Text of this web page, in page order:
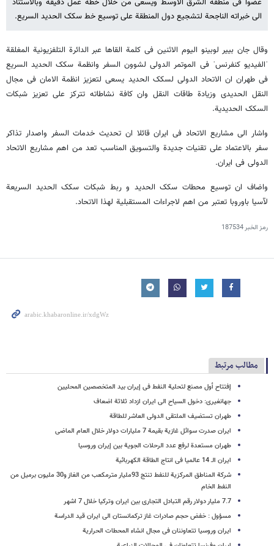
عضوا فی منطقة الشرق الاوسط ویسعی من خلال خطة عمل دقیقة وبالاستناد
الی خبراته الناجحة لتشجیع دول المنطقة علی توسیع خط سکک الحدید السریع.
وقال جان بییر لوبینو الیوم الاثنین فی کلمة القاها عبر الدائرة التلفزیونیة المغلقة
ˈالفیدیو کنفرنسˈ فی الموتمر الدولی لشوون السفر وانظمة سکک الحدید السریع
فی طهران ان الاتحاد الدولی لسکک الحدید یسعی لتعزیز انظمة الامان فی مجال
النقل الحدیدی وزیادة طاقات النقل وان کافة نشاطاته تترکز علی تعزیز شبکات
السکک الحدیدیة.
واشار الی مشاریع الاتحاد فی ایران قائلا ان تحدیث خدمات السفر واصدار تذاکر
سفر بالاعتماد علی تقنیات جدیدة والتسویق المناسب تعد من اهم مشاریع الاتحاد
الدولی فی ایران.
واضاف ان توسیع محطات سکک الحدید و ربط شبکات سکک الحدید السریعة
لآسیا باوروبا تعتبر من اهم لاجراءات المستقبلیة لهذا الاتحاد.
رمز الخبر187534
مطالب مرتبط
إفتتاح أول مصنع لتحلیة النفط فی إیران بید المتخصصین المحلیین
جهانغیری: دخول السیاح الی ایران ازداد ثلاثة اضعاف
طهران تستضیف الملتقی الدولی العاشر للطاقة
ایران صدرت سوائل غازیة بقیمة 7 ملیارات دولار خلال العام الماضی
طهران مستعدة لرفع عدد الرحلات الجویة بین إیران وروسیا
ایران الـ 14 عالمیا فی انتاج الطاقة الکهربائیة
شرکة المناطق المرکزیة للنفط تنتج 93ملیار مترمکعب من الغاز و30 ملیون برمیل من
النفط الخام
7.7 ملیار دولار رقم التبادل التجاری بین ایران وترکیا خلال 7 اشهر
مسؤول : خفض حجم صادرات غاز ترکمانستان الی ایران قید الدراسة
ایران وروسیا تتعاوننان فی مجال انشاء المحطات الحراریة